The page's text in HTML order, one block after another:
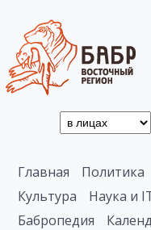
Главная Политика
Культура
Наука и
Бабропедия